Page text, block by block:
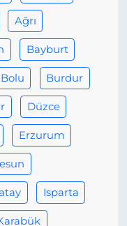
Ağrı
Bayburt
Bolu Burdur
Düzce
Erzurum
Isparta